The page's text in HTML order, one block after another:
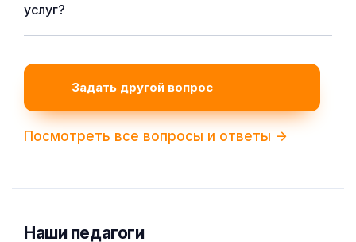
услуг?
Задать другой вопрос
Посмотреть все вопросы и ответы ->
Наши педагоги